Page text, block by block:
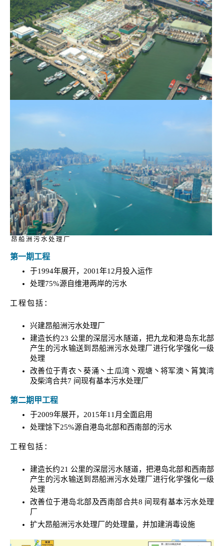
昂船洲污水处理厂
第一期工程
于1994年展开，2001年12月投入运作
处理75%源自维港两岸的污水
工程包括：
兴建昂船洲污水处理厂
建造长约23 公里的深层污水隧道，把九龙和港岛东北部
产生的污水输送到昂船洲污水处理厂进行化学强化一级
处理
改善位于青衣丶葵涌丶土瓜湾丶观塘丶将军澳丶筲箕湾
及柴湾合共7 间现有基本污水处理厂
第二期甲工程
于2009年展开，2015年11月全面启用
处理馀下25%源自港岛北部和西南部的污水
工程包括：
建造长约21 公里的深层污水隧道，把港岛北部和西南部
产生的污水输送到昂船洲污水处理厂进行化学强化一级
处理
改善位于港岛北部及西南部合共8 间现有基本污水处理
厂
扩大昂船洲污水处理厂的处理量，并加建消毒设施